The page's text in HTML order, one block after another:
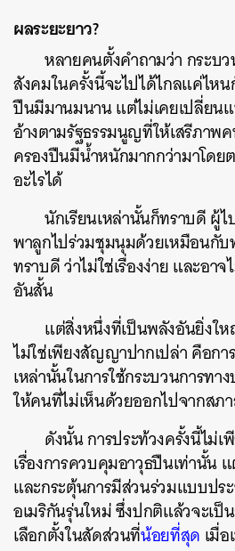
ผลระยะยาว?
หลายคนตั้งคำถามว่า กระบ
สังคมในครั้งนี้จะไปได้ไกลแค่ไหน
ปืนมีมานมนาน แต่ไม่เคยเปลี่ยนแ
อ้างตามรัฐธรรมนูญที่ให้เสรีภาพ
ครองปืนมีน้ำหนักมากกว่ามาโดย
อะไรได้
นักเรียนเหล่านั้นก็ทราบดี ผู้
พาลูกไปร่วมชุมนุมด้วยเหมือนกั
ทราบดี ว่าไม่ใช่เรื่องง่าย และอาจ
อันสั้น
แต่สิ่งหนึ่งที่เป็นพลังอันยิ่งใ
ไม่ใช่เพียงสัญญาปากเปล่า คือกา
เหล่านั้นในการใช้กระบวนการทา
ให้คนที่ไม่เห็นด้วยออกไปจากสภ
ดังนั้น การประท้วงครั้งนี้ไม่เ
เรื่องการควบคุมอาวุธปืนเท่านั้น
และกระตุ้นการมีส่วนร่วมแบบปร
อเมริกันรุ่นใหม่ ซึ่งปกติแล้วจะเ
เลือกตั้งในสัดส่วนที่น้อยที่สุด เมื่